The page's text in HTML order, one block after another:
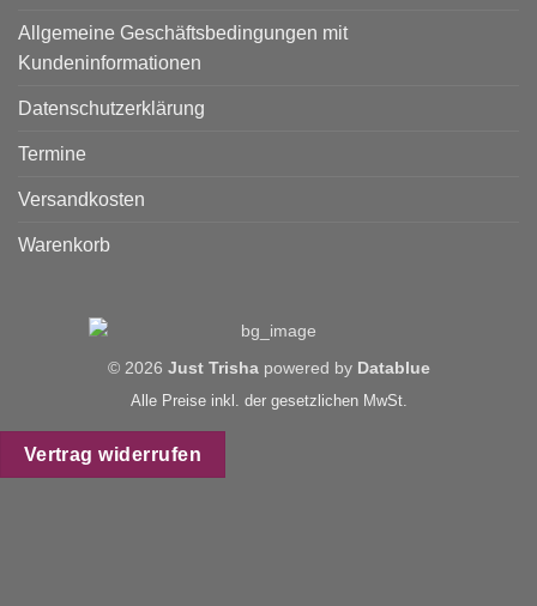
Allgemeine Geschäftsbedingungen mit
Kundeninformationen
Datenschutzerklärung
Termine
Versandkosten
Warenkorb
© 2026 Just Trishapowered by Datablue
Alle Preise inkl. der gesetzlichen MwSt.
Vertrag widerrufen